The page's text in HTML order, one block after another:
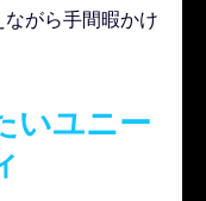
がら手間暇かけ
いユニー